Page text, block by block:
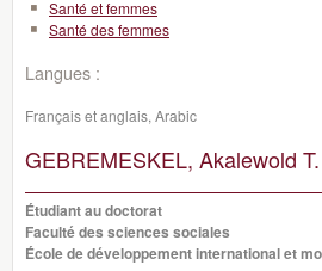
Santé et femmes
Santé des femmes
Langues :
Français et anglais, Arabic
GEBREMESKEL, Akalewold
Étudiant au doctorat
Faculté des sciences sociales
École de développement international et